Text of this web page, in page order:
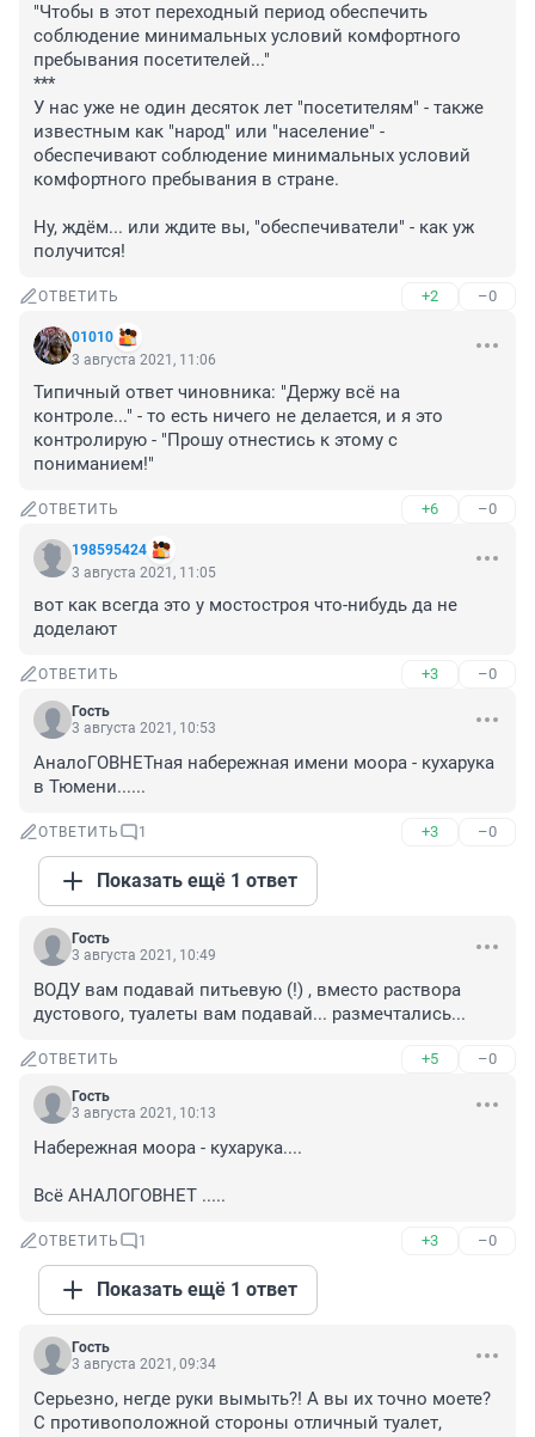
"Чтобы в этот переходный период обеспечить
соблюдение минимальных условий комфортного
пребывания посетителей..."
***
У нас уже не один десяток лет "посетителям" - также
известным как "народ" или "население" -
обеспечивают соблюдение минимальных условий
комфортного пребывания в стране.
Ну, ждём... или ждите вы, "обеспечиватели" - как уж
получится!
ОТВЕТИТЬ +2 –0
01010
3 августа 2021, 11:06
Типичный ответ чиновника: "Держу всё на
контроле..." - то есть ничего не делается, и я это
контролирую - "Прошу отнестись к этому с
пониманием!"
ОТВЕТИТЬ +6 –0
198595424
3 августа 2021, 11:05
вот как всегда это у мостостроя что-нибудь да не
доделают
ОТВЕТИТЬ +3 –0
Гость
3 августа 2021, 10:53
АналоГОВНЕТная набережная имени моора - кухарука
в Тюмени......
ОТВЕТИТЬ 1 +3 –0
Показать ещё 1 ответ
Гость
3 августа 2021, 10:49
ВОДУ вам подавай питьевую (!) , вместо раствора
дустового, туалеты вам подавай... размечтались...
ОТВЕТИТЬ +5 –0
Гость
3 августа 2021, 10:13
Набережная моора - кухарука....
Всё АНАЛОГОВНЕТ .....
ОТВЕТИТЬ 1 +3 –0
Показать ещё 1 ответ
Гость
3 августа 2021, 09:34
Серьезно, негде руки вымыть?! А вы их точно моете?
С противоположной стороны отличный туалет,